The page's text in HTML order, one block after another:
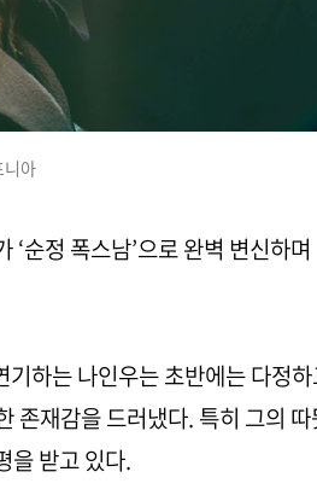
아
순정 폭스남’으로 완벽 변신하며
하는 나인우는 초반에는 다정
존재감을 드러냈다. 특히 그의
을 받고 있다.